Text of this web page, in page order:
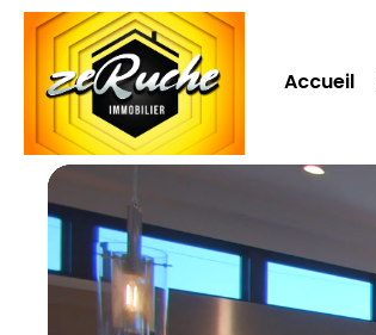
Accueil